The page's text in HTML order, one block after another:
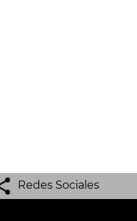
Redes Sociales